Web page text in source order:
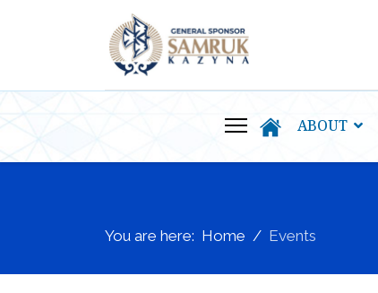
ABOUT
You are here: Home Events